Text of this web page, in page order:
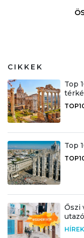
CIKKEK
Top
Top
Őszi
HÍREK